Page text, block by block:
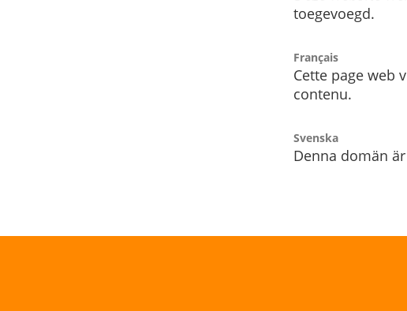
toegevoegd.
Français
Cette page web
contenu.
Svenska
Denna domän